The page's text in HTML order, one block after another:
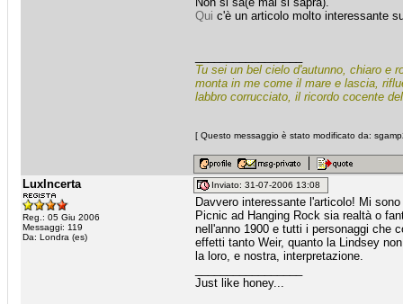
Qui c'è un articolo molto interessante
Tu sei un bel cielo d'autunno, chiaro e
monta in me come il mare e lascia,
labbro corrucciato, il ricordo cocente
[ Questo messaggio è stato modificato da:
LuxIncerta
Reg.: 05 Giu 2006
Messaggi: 119
Da: Londra (es)
Inviato: 31-07-2006 13:08
Davvero interessante l'articolo! Mi
Picnic ad Hanging Rock sia realtà o
nell'anno 1900 e tutti i personaggi che
effetti tanto Weir, quanto la Lindsey
la loro, e nostra, interpretazione.
Just like honey...